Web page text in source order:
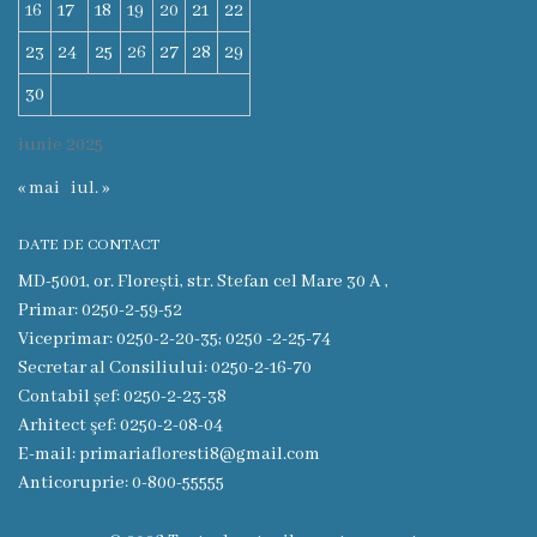
Deciziile
Procese-
verbale
ale
Consiliului
Ședințe
online
Or.
Floreşti
iunie 2025
16
17 18 19 20 21
22
23
24 25 26 27 28
29
30
« mai iul. »
DATE DE CONTACT
MD-5001, or. Florești, str. Stefan cel Mare 30 A ,
Primar: 0250-2-59-52
Viceprimar: 0250-2-20-35; 0250 -2-25-74
Secretar al Consiliului: 0250-2-16-70
Contabil șef: 0250-2-23-38
Arhitect şef: 0250-2-08-04
E-mail: primariafloresti8@gmail.com
Anticoruprie: 0-800-55555